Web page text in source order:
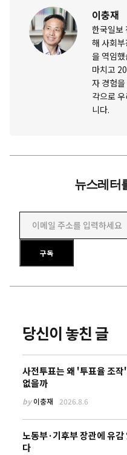
이충재
한국일보
해 사회
을 역임
마치고
자 경험
각으로
니다.
뉴스레터
이메일 주소를 입력하세요
구독
당신이 놓친 글
사전투표는 왜 '투표율 조작
없을까
by이충재 2026.8.6
노동부·기후부 장관에 유감
다